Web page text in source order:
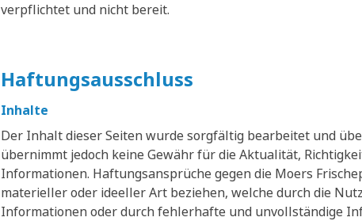
verpflichtet und nicht bereit.
Haftungsausschluss
Inhalte
Der Inhalt dieser Seiten wurde sorgfältig bearbeitet und
übernimmt jedoch keine Gewähr für die Aktualität,
Informationen. Haftungsansprüche gegen die Moers
materieller oder ideeller Art beziehen, welche durch die
Informationen oder durch fehlerhafte und unvollständige